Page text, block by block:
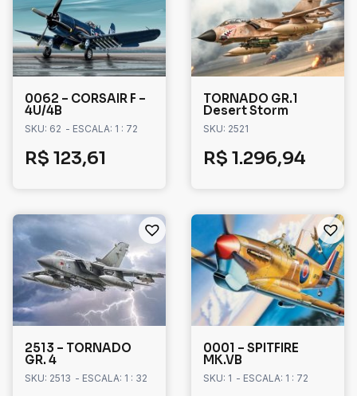
0062 – CORSAIR F –
4U/4B
SKU: 62 - ESCALA: 1 : 72
R$ 123,61
TORNADO GR.1
Desert Storm
SKU: 2521
R$ 1.296,94
2513 – TORNADO
GR. 4
SKU: 2513 - ESCALA: 1 : 32
0001 – SPITFIRE
MK.VB
SKU: 1 - ESCALA: 1 : 72